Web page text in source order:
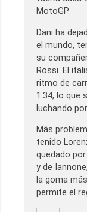
MotoGP.
Dani ha
el mundo,
su
Rossi. El
ritmo de
1:34, lo que
luchando
Más
tenido
quedado
y de
la goma
permite el